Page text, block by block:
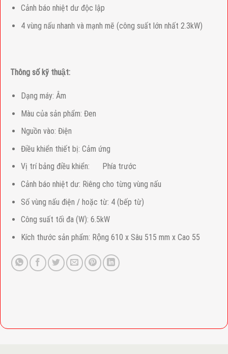
Cảnh báo nhiệt dư độc lập
4 vùng nấu nhanh và mạnh mẽ (công suất lớn nhất 2.3kW)
Thông số kỹ thuật:
Dạng máy: Âm
Màu của sản phẩm: Đen
Nguồn vào: Điện
Điều khiển thiết bị: Cảm ứng
Vị trí bảng điều khiển:
Phía trước
Cảnh báo nhiệt dư: Riêng cho từng vùng nấu
Số vùng nấu điện / hoặc từ: 4 (bếp từ)
Công suất tối đa (W): 6.5kW
Kích thước sản phẩm: Rộng 610 x Sâu 515 mm x Cao 55